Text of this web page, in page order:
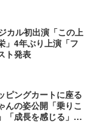
カル初出演「この上
」4年ぶり上演「フ
ト発表
ピングカートに座る
んの姿公開「乗りこ
「成長を感じる」の